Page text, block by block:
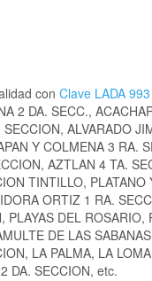
con Clave LADA 993
2 DA. SECC.,
ALVARADO
Y COLMENA 3 RA.
AZTLAN 4 TA.
TINTILLO,
ORTIZ 1 RA.
DEL ROSARIO,
DE LAS
LA PALMA, LA
DA. SECCION, etc.